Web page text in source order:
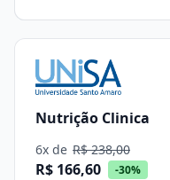
Nutrição Clinica
6x de R$ 238,00
R$ 166,60 -30%